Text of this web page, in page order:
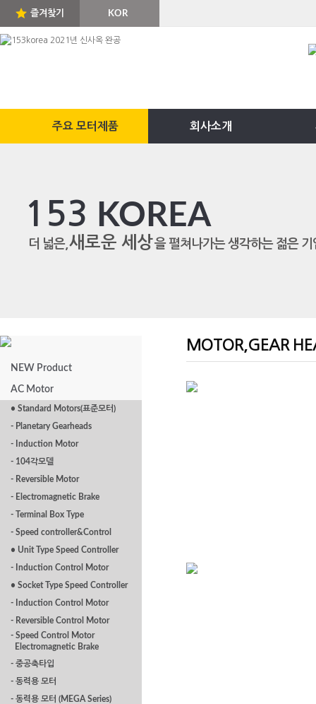
즐겨찾기 KOR
ENG
주요 모터제품 회사소개
153 KOREA
더 넓은, 새로운 세상을 펼쳐나가는 생각하는 젊은 기
NEW Product
AC Motor
• Standard Motors(표준모터)
- Planetary Gearheads
- Induction Motor
- 104각모델
- Reversible Motor
- Electromagnetic Brake
- Terminal Box Type
- Speed controller&Control
• Unit Type Speed Controller
- Induction Control Motor
• Socket Type Speed Controller
- Induction Control Motor
- Reversible Control Motor
- Speed Control Motor
Electromagnetic Brake
- 중공축타입
- 동력용 모터
- 동력용 모터 (MEGA Series)
MOTOR,GEAR